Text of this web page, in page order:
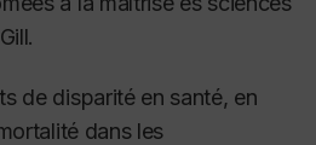
de disparité en santé, en
dans les